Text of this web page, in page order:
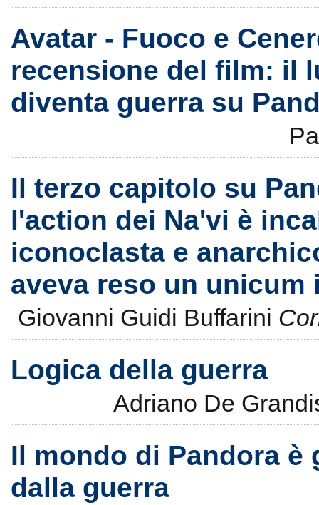
Avatar - Fuoco e
recensione del film: il
diventa guerra su
Il terzo capitolo su
l'action dei Na'vi è
iconoclasta e
aveva reso un unicum
Giovanni Guidi Buffarini
Logica della guerra
Adriano De
Il mondo di Pandora è
dalla guerra